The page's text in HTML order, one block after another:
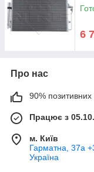
6
Про нас
90% позитивних
Працює з
м. Київ
Гарматна, 37а
Україна